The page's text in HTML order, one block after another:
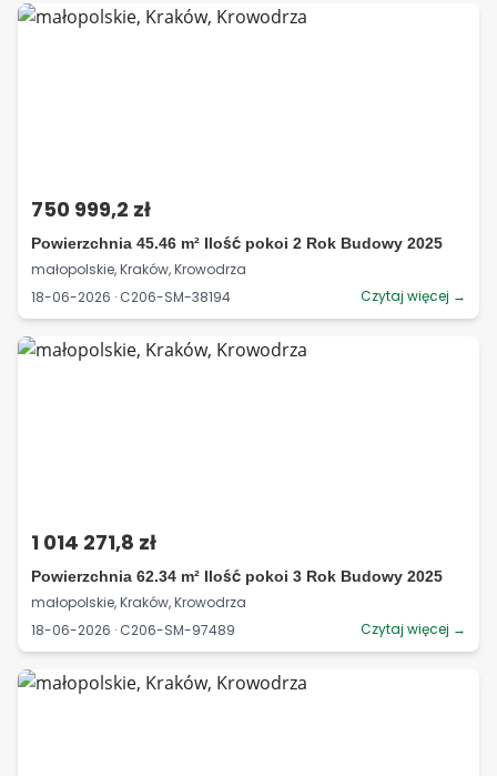
750 999,2 zł
Powierzchnia 45.46 m² Ilość pokoi 2 Rok Budowy 2025
małopolskie, Kraków, Krowodrza
18-06-2026 · C206-SM-38194
Czytaj więcej →
1 014 271,8 zł
Powierzchnia 62.34 m² Ilość pokoi 3 Rok Budowy 2025
małopolskie, Kraków, Krowodrza
18-06-2026 · C206-SM-97489
Czytaj więcej →